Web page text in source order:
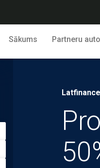
Sākums Partneru auto